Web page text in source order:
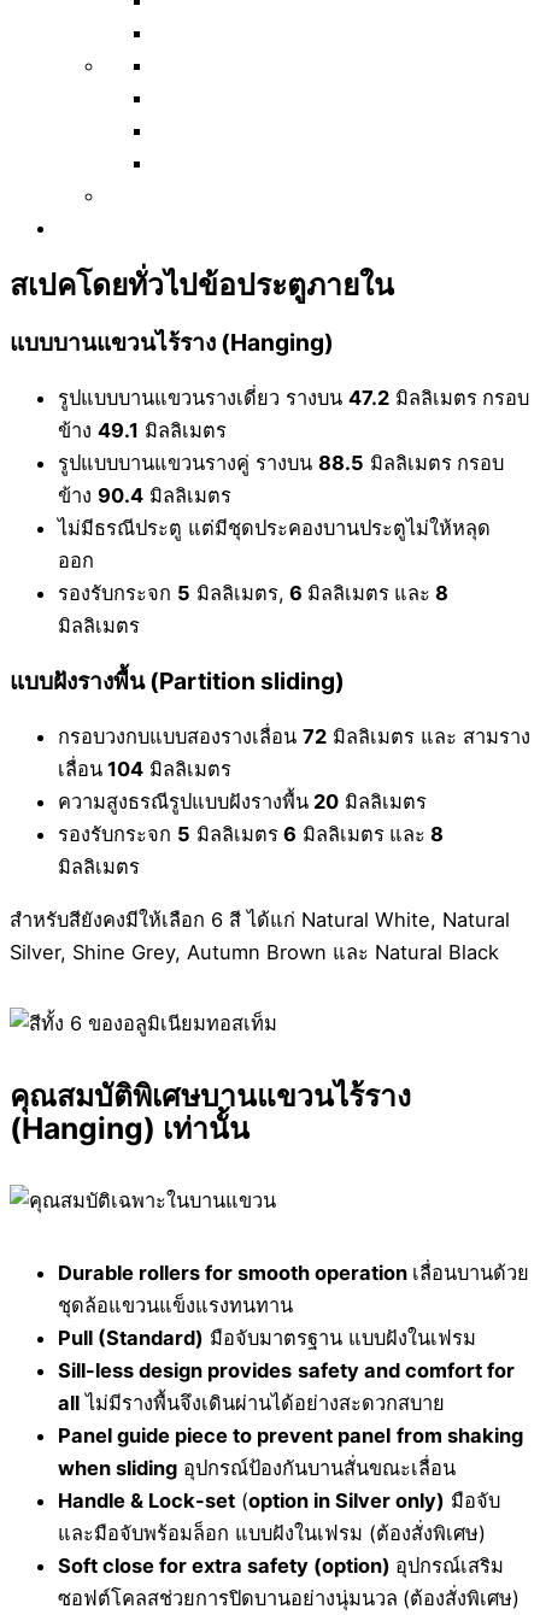
สเปคโดยทั่วไปข้อประตูภายใน
แบบบานแขวนไร้ราง (Hanging)
รูปแบบบานแขวนรางเดี่ยว รางบน 47.2 มิลลิเมตร กรอบ
ข้าง 49.1 มิลลิเมตร
รูปแบบบานแขวนรางคู่ รางบน 88.5 มิลลิเมตร กรอบ
ข้าง 90.4 มิลลิเมตร
ไม่มีธรณีประตู แต่มีชุดประคองบานประตูไม่ให้หลุด
ออก
รองรับกระจก 5 มิลลิเมตร, 6 มิลลิเมตร และ 8
มิลลิเมตร
แบบฝังรางพื้น (Partition sliding)
กรอบวงกบแบบสองรางเลื่อน 72 มิลลิเมตร และ สามราง
เลื่อน 104 มิลลิเมตร
ความสูงธรณีรูปแบบฝังรางพื้น 20 มิลลิเมตร
รองรับกระจก 5 มิลลิเมตร 6 มิลลิเมตร และ 8
มิลลิเมตร
สำหรับสียังคงมีให้เลือก 6 สี ได้แก่ Natural White, Natural
Silver, Shine Grey, Autumn Brown และ Natural Black
คุณสมบัติพิเศษบานแขวนไร้ราง
(Hanging) เท่านั้น
Durable rollers for smooth operation เลื่อนบานด้วย
ชุดล้อแขวนแข็งแรงทนทาน
Pull (Standard) มือจับมาตรฐาน แบบฝังในเฟรม
Sill-less design provides safety and comfort for
all ไม่มีรางพื้นจึงเดินผ่านได้อย่างสะดวกสบาย
Panel guide piece to prevent panel from shaking
when sliding อุปกรณ์ป้องกันบานสั่นขณะเลื่อน
Handle & Lock-set (option in Silver only) มือจับ
และมือจับพร้อมล็อก แบบฝังในเฟรม (ต้องสั่งพิเศษ)
Soft close for extra safety (option) อุปกรณ์เสริม
ซอฟต์โคลสช่วยการปิดบานอย่างนุ่มนวล (ต้องสั่งพิเศษ)